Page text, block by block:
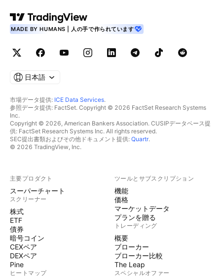
MADE BY HUMANS | 人の手で作られています
日本語
市場データ提供: ICE Data Services.
参照データ提供: FactSet. Copyright © 2026 FactSet Research Systems
Inc.
Copyright © 2026, American Bankers Association. CUSIPデータベース提
供: FactSet Research Systems Inc. All rights reserved.
SEC提出書類およびその他ドキュメント提供: Quartr.
© 2026 TradingView, Inc.
主要プロダクト
スーパーチャート
スクリーナー
株式
ETF
債券
暗号コイン
CEXペア
DEXペア
Pine
ヒートマップ
ツールとサブスクリプション
機能
価格
マーケットデータ
プランを贈る
トレーディング
概要
ブローカー
ブローカー比較
The Leap
スペシャルオファー